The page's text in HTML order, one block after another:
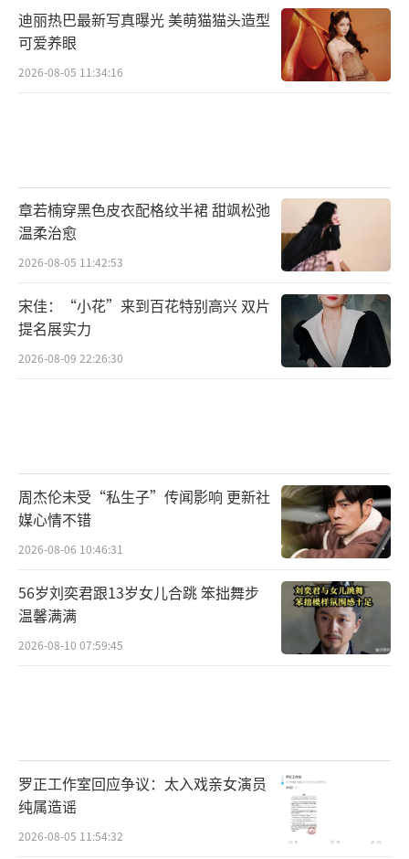
迪丽热巴最新写真曝光 美萌猫猫头造型
可爱养眼
2026-08-05 11:34:16
章若楠穿黑色皮衣配格纹半裙 甜飒松弛
温柔治愈
2026-08-05 11:42:53
宋佳：“小花”来到百花特别高兴 双片
提名展实力
2026-08-09 22:26:30
周杰伦未受“私生子”传闻影响 更新社
媒心情不错
2026-08-06 10:46:31
56岁刘奕君跟13岁女儿合跳 笨拙舞步
温馨满满
2026-08-10 07:59:45
罗正工作室回应争议：太入戏亲女演员
纯属造谣
2026-08-05 11:54:32